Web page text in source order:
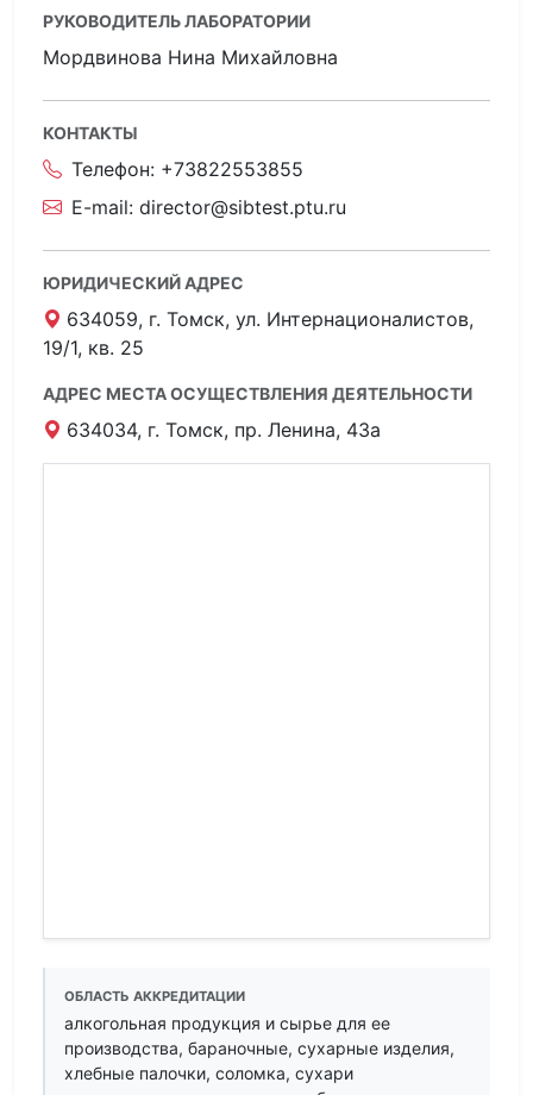
РУКОВОДИТЕЛЬ ЛАБОРАТОРИИ
Мордвинова Нина Михайловна
КОНТАКТЫ
Телефон: +73822553855
E-mail: director@sibtest.ptu.ru
ЮРИДИЧЕСКИЙ АДРЕС
634059, г. Томск, ул. Интернационалистов,
19/1, кв. 25
АДРЕС МЕСТА ОСУЩЕСТВЛЕНИЯ ДЕЯТЕЛЬНОСТИ
634034, г. Томск, пр. Ленина, 43а
ОБЛАСТЬ АККРЕДИТАЦИИ
алкогольная продукция и сырье для ее
производства, бараночные, сухарные изделия,
хлебные палочки, соломка, сухари